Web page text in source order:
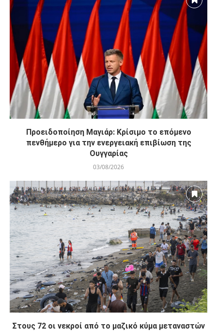
Προειδοποίηση Μαγιάρ: Κρίσιμο το επόμενο
πενθήμερο για την ενεργειακή επιβίωση της
Ουγγαρίας
03/08/2026
Στους 72 οι νεκροί από το μαζικό κύμα μεταναστών